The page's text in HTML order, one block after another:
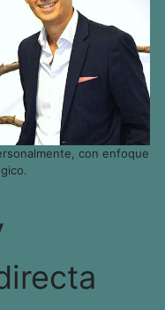
con enfoque